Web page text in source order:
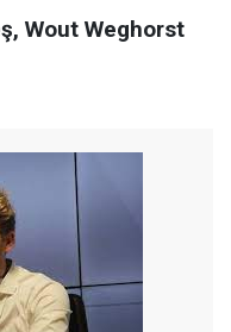
Wout Weghorst